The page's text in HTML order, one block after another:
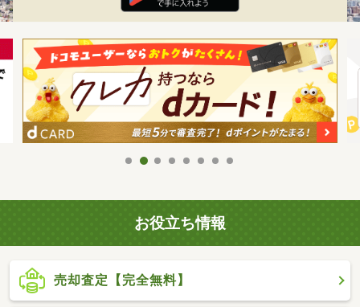
お役立ち情報
売却査定【完全無料】